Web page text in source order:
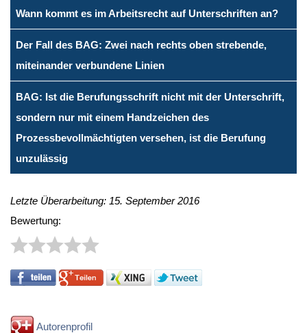
Wann kommt es im Arbeitsrecht auf Unterschriften an?
Der Fall des BAG: Zwei nach rechts oben strebende,
miteinander verbundene Linien
BAG: Ist die Berufungsschrift nicht mit der Unterschrift,
sondern nur mit einem Handzeichen des
Prozessbevollmächtigten versehen, ist die Berufung
unzulässig
Letzte Überarbeitung: 15. September 2016
Bewertung:
Autorenprofil